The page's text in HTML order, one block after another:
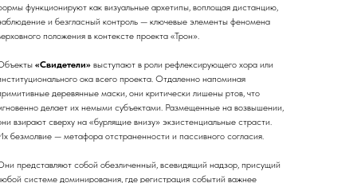
функционируют как визуальные архетипы, воплощая дистанцию,
и безгласный контроль — ключевые элементы феномена
положения в контексте проекта «Трон».
«Свидетели» выступают в роли рефлексирующего хора или
ока всего проекта. Отдаленно напоминая
деревянные маски, они критически лишены ртов, что
делает их немыми субъектами. Размещенные на возвышении,
взирают сверху на «бурлящие внизу» экзистенциальные страсти.
безмолвие — метафора отстраненности и пассивного согласия.
представляют собой обезличенный, всевидящий надзор, присущий
системе доминирования, где регистрация событий важнее